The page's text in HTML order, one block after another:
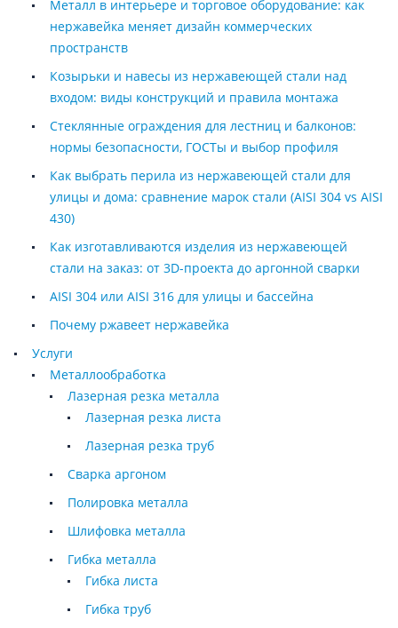
Металл в интерьере и торговое оборудование: как
нержавейка меняет дизайн коммерческих
пространств
Козырьки и навесы из нержавеющей стали над
входом: виды конструкций и правила монтажа
Стеклянные ограждения для лестниц и балконов:
нормы безопасности, ГОСТы и выбор профиля
Как выбрать перила из нержавеющей стали для
улицы и дома: сравнение марок стали (AISI 304 vs AISI
430)
Как изготавливаются изделия из нержавеющей
стали на заказ: от 3D-проекта до аргонной сварки
AISI 304 или AISI 316 для улицы и бассейна
Почему ржавеет нержавейка
Услуги
Металлообработка
Лазерная резка металла
Лазерная резка листа
Лазерная резка труб
Сварка аргоном
Полировка металла
Шлифовка металла
Гибка металла
Гибка листа
Гибка труб